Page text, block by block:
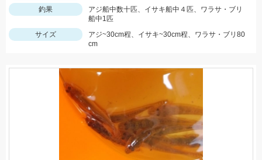
釣果
アジ船中数十匹、イサキ船中４匹、ワラサ・ブリ
船中1匹
サイズ
アジ~30cm程、イサキ~30cm程、ワラサ・ブリ80
cm